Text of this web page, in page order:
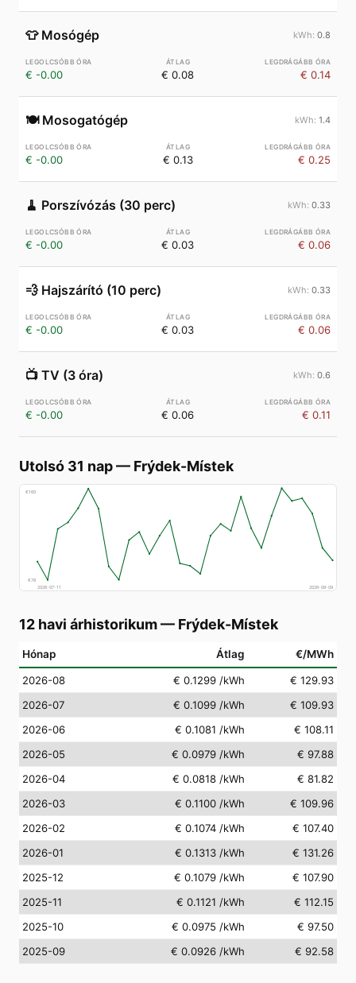
👕 Mosógép 0.8
€ -0.00 € 0.08 € 0.14
🍽️ Mosogatógép 1.4
€ -0.00 € 0.13 € 0.25
🧹 Porszívózás (30 perc) 0.33
€ -0.00 € 0.03 € 0.06
💨 Hajszárító (10 perc) 0.33
€ -0.00 € 0.03 € 0.06
📺 TV (3 óra) 0.6
€ -0.00 € 0.06 € 0.11
Utolsó 31 nap— Frýdek-Místek
€160
€78
2026-07-11
2026-08-09
12 havi árhistorikum— Frýdek-Místek
Hónap Átlag €/MWh
2026-08 € 0.1299 /kWh
€ 129.93
2026-07
€ 0.1099 /kWh
€ 109.93
2026-06
€ 0.1081 /kWh
€ 108.11
2026-05
€ 0.0979 /kWh
€ 97.88
2026-04
€ 0.0818 /kWh
€ 81.82
2026-03
€ 0.1100 /kWh
€ 109.96
2026-02
€ 0.1074 /kWh
€ 107.40
2026-01
€ 0.1313 /kWh
€ 131.26
2025-12
€ 0.1079 /kWh
€ 107.90
2025-11
€ 0.1121 /kWh
€ 112.15
2025-10
€ 0.0975 /kWh
€ 97.50
2025-09
€ 0.0926 /kWh € 92.58